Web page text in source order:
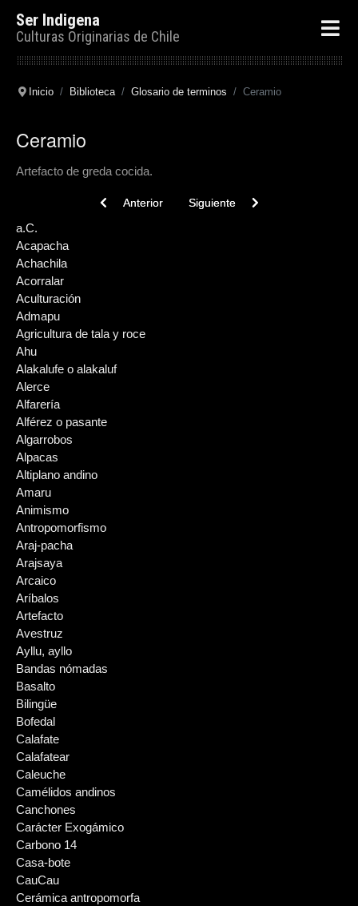
Ser Indigena
Culturas Originarias de Chile
Inicio Biblioteca Glosario de terminos Ceramio
Ceramio
Artefacto de greda cocida.
Previous article: Challa
Anterior Next article: Cerámica Valdivia
Siguiente
a.C.
Acapacha
Achachila
Acorralar
Aculturación
Admapu
Agricultura de tala y roce
Ahu
Alakalufe o alakaluf
Alerce
Alfarería
Alférez o pasante
Algarrobos
Alpacas
Altiplano andino
Amaru
Animismo
Antropomorfismo
Araj-pacha
Arajsaya
Arcaico
Aríbalos
Artefacto
Avestruz
Ayllu, ayllo
Bandas nómadas
Basalto
Bilingüe
Bofedal
Calafate
Calafatear
Caleuche
Camélidos andinos
Canchones
Carácter Exogámico
Carbono 14
Casa-bote
CauCau
Cerámica antropomorfa